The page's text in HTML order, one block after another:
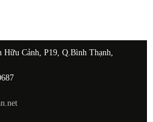
Hữu Cảnh, P19, Q.Bình Thạnh,